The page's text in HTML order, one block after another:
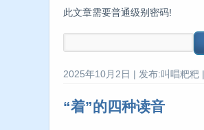
此文章需要普通级别密码!
2025年10月2日 | 发布:叫唱粑粑
“着”的四种读音